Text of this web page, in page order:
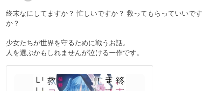
終末なにしてますか？ 忙しいですか？ 救ってもらっていいです
か？
少女たちが世界を守るために戦うお話。
人を選ぶかもしれませんが泣ける一作です。